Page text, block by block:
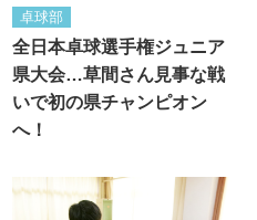
卓球部
全日本卓球選手権ジュニア
県大会…草間さん見事な戦
いで初の県チャンピオン
へ！